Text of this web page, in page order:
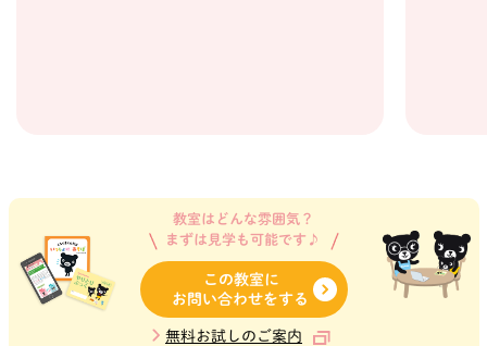
教室はどんな雰囲気？
まずは見学も可能です♪
この教室に
お問い合わせをする
無料お試しのご案内